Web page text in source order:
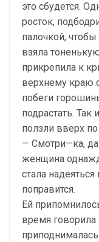
это сбудется.
росток,
палочкой,
взяла
прикрепила к
верхнему краю
побеги
подрастать.
ползли вверх
— Смотри—ка, да
женщина
стала
поправится.
Ей
время говорила